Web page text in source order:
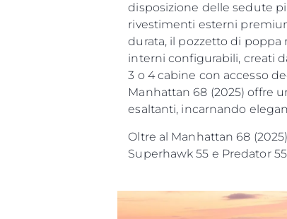
disposizione delle sedute
rivestimenti esterni
durata, il pozzetto di poppa
interni configurabili, creati
3 o 4 cabine con accesso
Manhattan 68 (2025) offre
esaltanti, incarnando
Oltre al Manhattan 68
Superhawk 55 e Predator